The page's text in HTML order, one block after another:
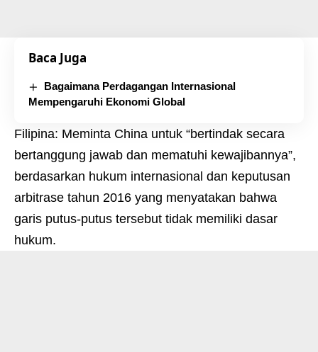
Baca Juga
Bagaimana Perdagangan Internasional
Mempengaruhi Ekonomi Global
Filipina: Meminta China untuk “bertindak secara
bertanggung jawab dan mematuhi kewajibannya”,
berdasarkan hukum internasional dan keputusan
arbitrase tahun 2016 yang menyatakan bahwa
garis putus-putus tersebut tidak memiliki dasar
hukum.